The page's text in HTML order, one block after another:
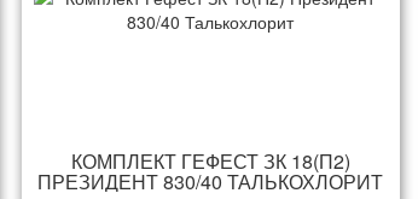
КОМПЛЕКТ ГЕФЕСТ ЗК 18(П2)
ПРЕЗИДЕНТ 830/40 ТАЛЬКОХЛОРИТ